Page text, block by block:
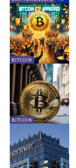
BITCOIN
BITCOIN